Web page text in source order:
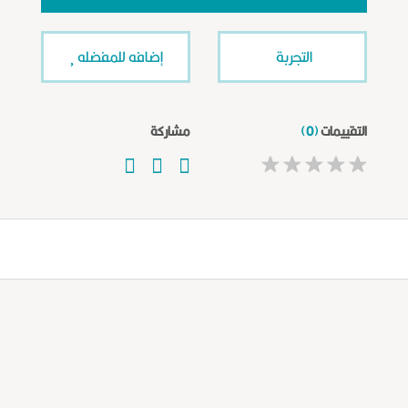
التجربة إضافه للمفضله
التقييمات(0)
★
★
★
★
★
مشاركة